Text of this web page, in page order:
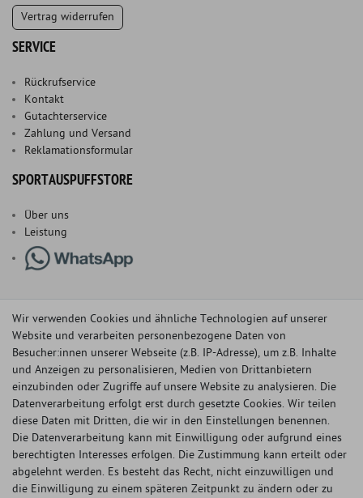
Vertrag widerrufen
SERVICE
Rückrufservice
Kontakt
Gutachterservice
Zahlung und Versand
Reklamationsformular
SPORTAUSPUFFSTORE
Über uns
Leistung
© Copyright 2026 Sportauspuff-Store.de - Alle Rechte vorbehalten.
Preisangaben inkl. gesetzlicher MwSt. und zzgl. Versandkosten
Wir verwenden Cookies und ähnliche Technologien auf unserer
Website und verarbeiten personenbezogene Daten von
Besucher:innen unserer Webseite (z.B. IP-Adresse), um z.B. Inhalte
und Anzeigen zu personalisieren, Medien von Drittanbietern
einzubinden oder Zugriffe auf unsere Website zu analysieren. Die
Datenverarbeitung erfolgt erst durch gesetzte Cookies. Wir teilen
diese Daten mit Dritten, die wir in den Einstellungen benennen.
Die Datenverarbeitung kann mit Einwilligung oder aufgrund eines
berechtigten Interesses erfolgen. Die Zustimmung kann erteilt oder
abgelehnt werden. Es besteht das Recht, nicht einzuwilligen und
die Einwilligung zu einem späteren Zeitpunkt zu ändern oder zu